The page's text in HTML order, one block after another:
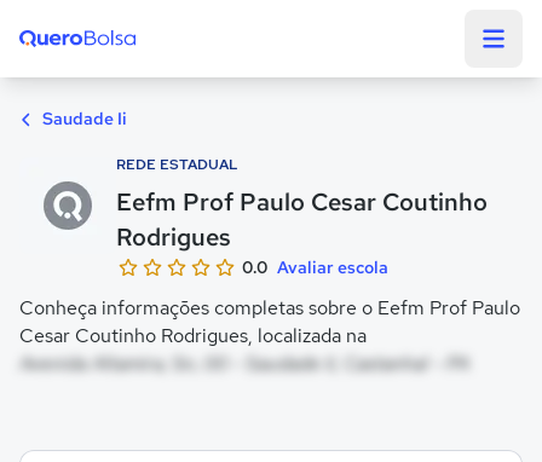
Saudade Ii
REDE ESTADUAL
Eefm Prof Paulo Cesar Coutinho
Rodrigues
0.0 Avaliar escola
Conheça informações completas sobre o Eefm Prof Paulo
Cesar Coutinho Rodrigues, localizada na
Avenida Altamira, Sn, 00 - Saudade Ii, Castanhal - PA